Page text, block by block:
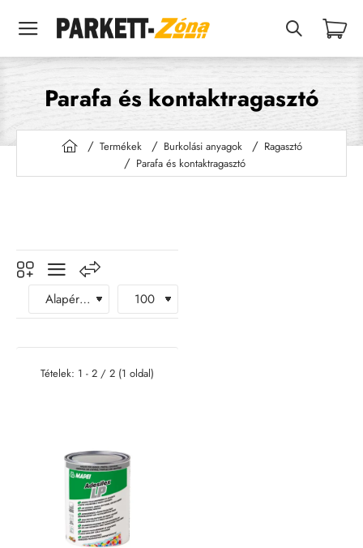
Parafa és kontaktragasztó
h
Termékek Burkolási anyagok
Ragasztó
Parafa és kontaktragasztó
Tételek: 1 - 2 / 2 (1 oldal)